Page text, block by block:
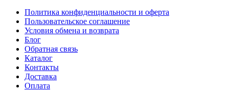
Политика конфиденциальности и оферта
Пользовательское соглашение
Условия обмена и возврата
Блог
Обратная связь
Каталог
Контакты
Доставка
Оплата